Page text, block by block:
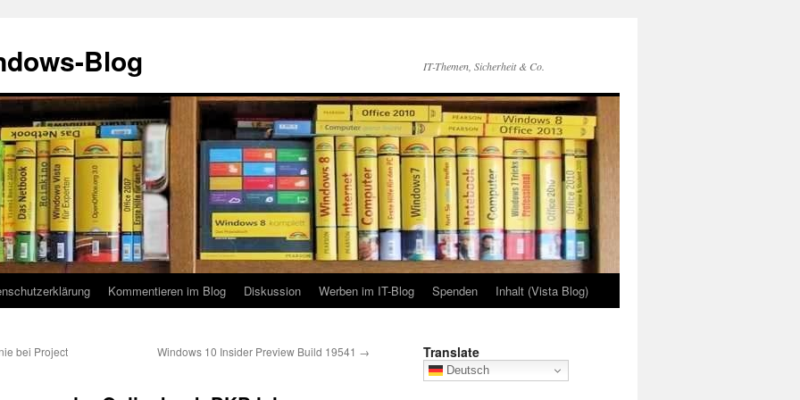
Blog IT-Themen, Sicherheit & Co.
Kommentieren im Blog Diskussion Werben im IT-Blog Spenden Inhalt (Vista Blog)
bei Project
Windows 10 Insider Preview Build 19541 → Translate
Deutsch